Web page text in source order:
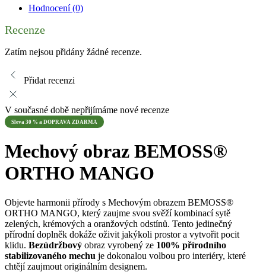
Hodnocení (0)
Recenze
Zatím nejsou přidány žádné recenze.
Přidat recenzi
V současné době nepřijímáme nové recenze
Sleva 30 % a DOPRAVA ZDARMA
Mechový obraz BEMOSS®
ORTHO MANGO
Objevte harmonii přírody s Mechovým obrazem BEMOSS®
ORTHO MANGO, který zaujme svou svěží kombinací sytě
zelených, krémových a oranžových odstínů. Tento jedinečný
přírodní doplněk dokáže oživit jakýkoli prostor a vytvořit pocit
klidu. Bezúdržbový obraz vyrobený ze 100% přírodního
stabilizovaného mechu je dokonalou volbou pro interiéry, které
chtějí zaujmout originálním designem.